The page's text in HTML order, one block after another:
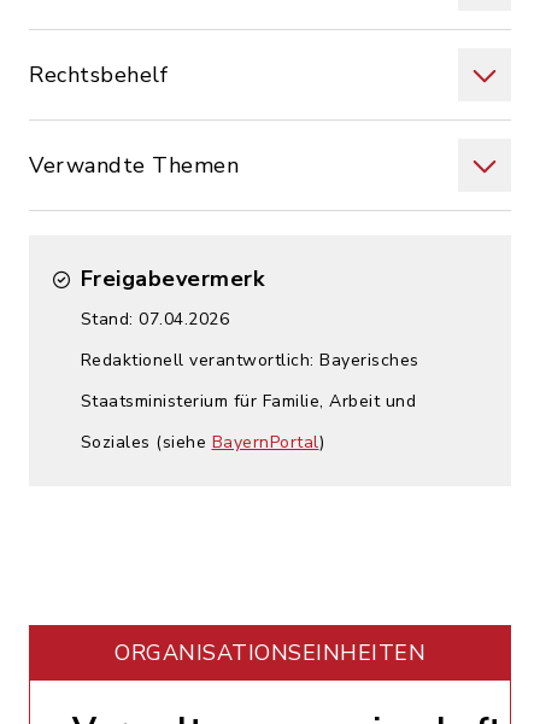
Rechtsbehelf
Verwandte Themen
Freigabevermerk
Stand: 07.04.2026
Redaktionell verantwortlich: Bayerisches
Staatsministerium für Familie, Arbeit und
Soziales (siehe BayernPortal)
ORGANISATIONS­EINHEITEN